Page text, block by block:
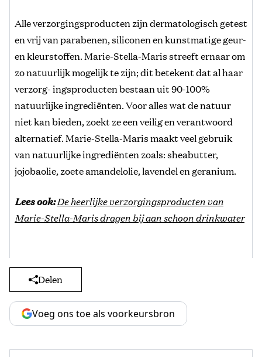
Alle verzorgingsproducten zijn dermatologisch getest
en vrij van parabenen, siliconen en kunstmatige geur-
en kleurstoffen. Marie-Stella-Maris streeft ernaar om
zo natuurlijk mogelijk te zijn; dit betekent dat al haar
verzorg- ingsproducten bestaan uit 90-100%
natuurlijke ingrediënten. Voor alles wat de natuur
niet kan bieden, zoekt ze een veilig en verantwoord
alternatief. Marie-Stella-Maris maakt veel gebruik
van natuurlijke ingrediënten zoals: sheabutter,
jojobaolie, zoete amandelolie, lavendel en geranium.
Lees ook:De heerlijke verzorgingsproducten van
Marie-Stella-Maris dragen bij aan schoon drinkwater
Delen
Voeg ons toe als voorkeursbron